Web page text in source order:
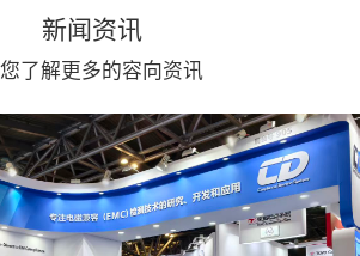
新闻资讯
了解更多的容向资讯